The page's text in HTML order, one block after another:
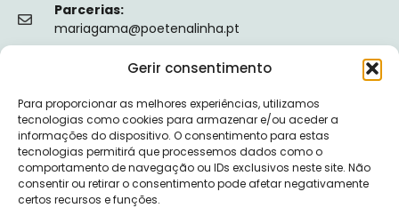
Gerir consentimento
Para proporcionar as melhores experiências, utilizamos
tecnologias como cookies para armazenar e/ou aceder a
informações do dispositivo. O consentimento para estas
tecnologias permitirá que processemos dados como o
comportamento de navegação ou IDs exclusivos neste site. Não
consentir ou retirar o consentimento pode afetar negativamente
certos recursos e funções.
Parcerias:
mariagama@poetenalinha.pt
Política de privacidade
Termos e Condições
Livro de reclamações